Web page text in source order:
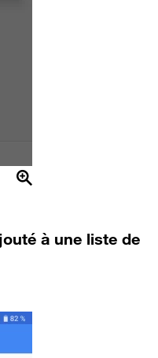
à une liste de